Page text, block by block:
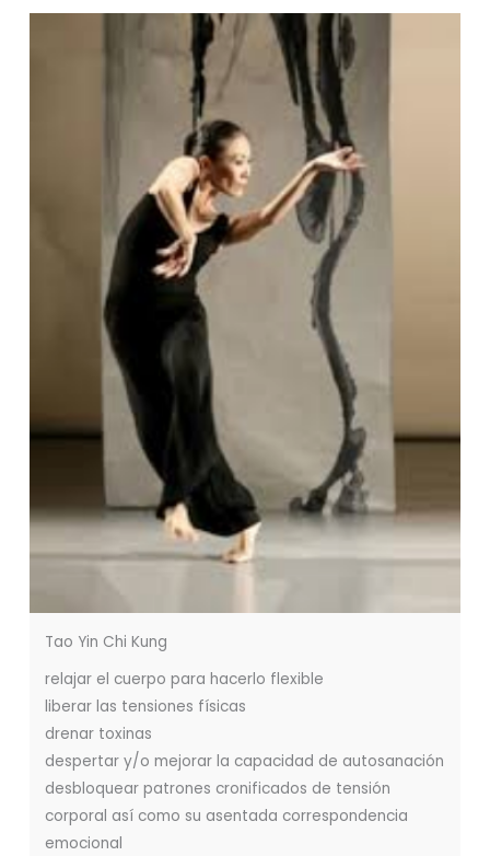
Tao Yin Chi Kung
relajar el cuerpo para hacerlo flexible
liberar las tensiones físicas
drenar toxinas
despertar y/o mejorar la capacidad de autosanación
desbloquear patrones cronificados de tensión
corporal así como su asentada correspondencia
emocional